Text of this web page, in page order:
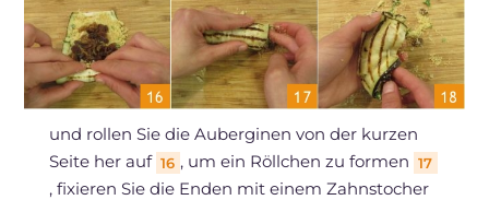
und rollen Sie die Auberginen von der kurzen
Seite her auf 16 , um ein Röllchen zu formen 17
, fixieren Sie die Enden mit einem Zahnstocher